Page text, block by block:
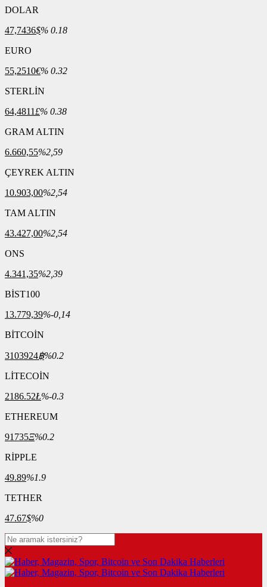
DOLAR
47,7436$% 0.18
EURO
55,2510€% 0.32
STERLİN
64,4811£% 0.38
GRAM ALTIN
6.660,55%2,59
ÇEYREK ALTIN
10.903,00%2,54
TAM ALTIN
43.427,00%2,54
ONS
4.341,35%2,39
BİST100
13.779,39%-0,14
BİTCOİN
3103924฿%0.2
LİTECOİN
2186.52Ł%-0.3
ETHEREUM
91735Ξ%0.2
RİPPLE
49.89%1.9
TETHER
47.67$%0